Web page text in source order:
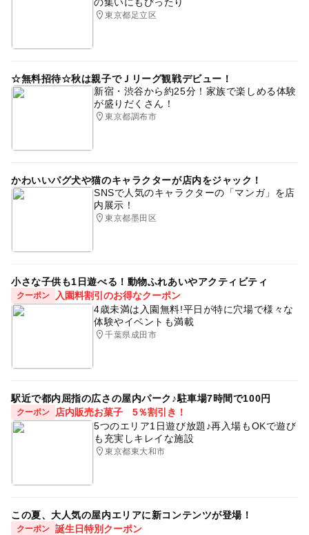
東京都足立区
☆無料招待☆秋は親子でＪリーグ観戦デビュー！
新宿・渋谷から約25分！家族で楽しめる体験
が盛りだくさん！
東京都調布市
かわいいパグ犬や猫のキャラクターが店内をジャック！
SNSで人気のキャラクターの「マンガ」を店
内展示！
東京都墨田区
小さな子供も1日遊べる！動物ふれあいやアクティビティ
クーポン
入園料割引のお得なクーポン
4歳未満は入園無料!平日が特に穴場で様々な
体験やイベントも満載
千葉県成田市
駅近で都内屈指の広さの屋内パーク♪駐車場7時間で100円
クーポン
店内販売お菓子 5％割引き！
5つのエリア1日遊び放題♪再入場もOKで遊び
も充実しキレイな施設
東京都東大和市
この夏、大人気の屋内エリアに新コンテンツが登場！
クーポン 誕生日特別クーポン